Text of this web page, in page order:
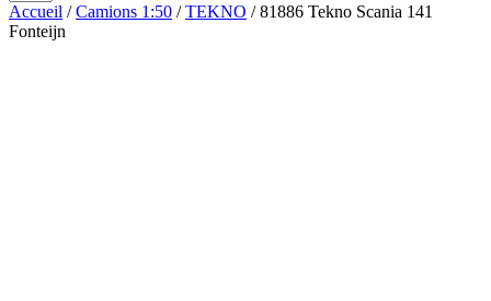
Accueil /Camions 1:50 /TEKNO / 81886 Tekno Scania 141
Fonteijn